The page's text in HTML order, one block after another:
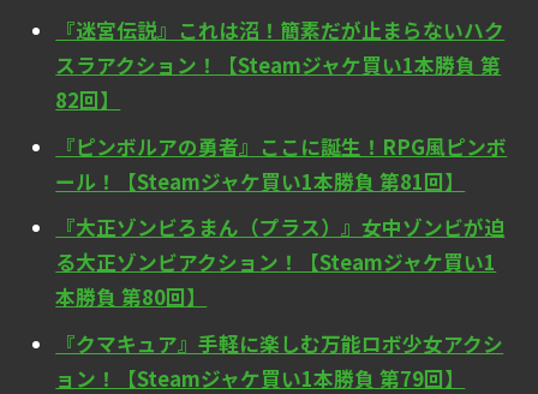
『迷宮伝説』これは沼！簡素だが止まらないハク
スラアクション！【Steamジャケ買い1本勝負 第
82回】
『ピンボルアの勇者』ここに誕生！RPG風ピンボ
ール！【Steamジャケ買い1本勝負 第81回】
『大正ゾンビろまん（プラス）』女中ゾンビが迫
る大正ゾンビアクション！【Steamジャケ買い1
本勝負 第80回】
『クマキュア』手軽に楽しむ万能ロボ少女アクシ
ョン！【Steamジャケ買い1本勝負 第79回】